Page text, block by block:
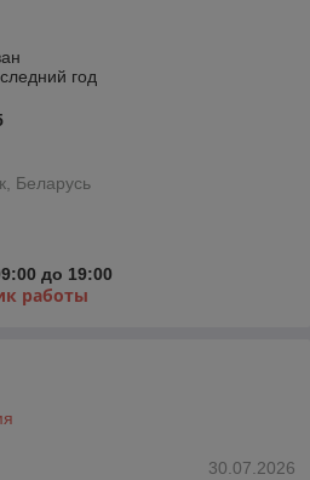
год
Беларусь
до 19:00
работы
30.07.2026